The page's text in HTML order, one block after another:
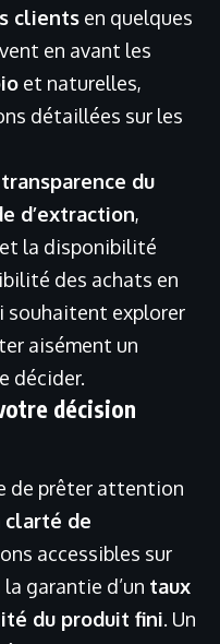
clients en quelques
en avant les
et naturelles,
détaillées sur les
transparence du
d’extraction,
la disponibilité
des achats en
souhaitent explorer
aisément un
décider.
décision
de prêter attention
clarté de
accessibles sur
la garantie d’un taux
du produit fini. Un